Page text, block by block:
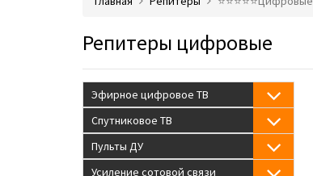
Репитеры цифровые
Эфирное цифровое ТВ
Спутниковое ТВ
Пульты ДУ
Усиление сотовой связи